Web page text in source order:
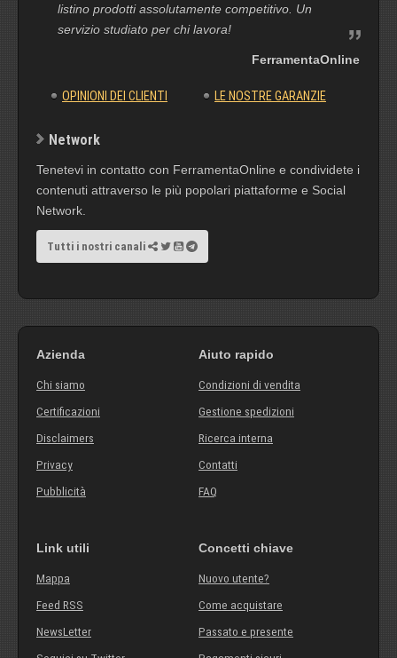
listino prodotti assolutamente competitivo. Un
servizio studiato per chi lavora!
FerramentaOnline
OPINIONI DEI CLIENTI LE NOSTRE GARANZIE
Network
Tenetevi in contatto con FerramentaOnline e condividete i
contenuti attraverso le più popolari piattaforme e Social
Network.
Tutti i nostri canali
Azienda
Chi siamo
Certificazioni
Disclaimers
Privacy
Pubblicità
Aiuto rapido
Condizioni di vendita
Gestione spedizioni
Ricerca interna
Contatti
FAQ
Link utili
Mappa
Feed RSS
NewsLetter
Concetti chiave
Nuovo utente?
Come acquistare
Passato e presente